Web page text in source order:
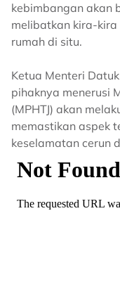
kebimbangan akan
melibatkan kira-
rumah di situ.
Ketua Menteri
pihaknya menerusi
(MPHTJ) akan
memastikan aspek
keselamatan cerun